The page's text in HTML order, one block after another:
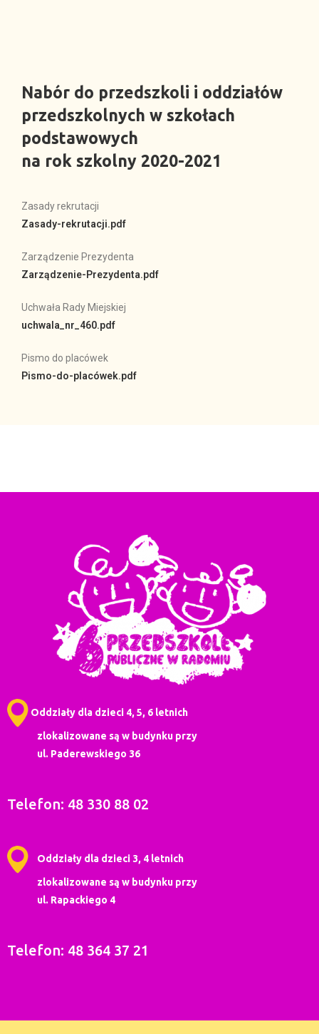
Nabór do przedszkoli i oddziałów
przedszkolnych w szkołach
podstawowych
na rok szkolny 2020-2021
Zasady rekrutacji
Zasady-rekrutacji.pdf
Zarządzenie Prezydenta
Zarządzenie-Prezydenta.pdf
Uchwała Rady Miejskiej
uchwala_nr_460.pdf
Pismo do placówek
Pismo-do-placówek.pdf
Oddziały dla dzieci 4, 5, 6 letnich
zlokalizowane są w budynku przy
ul. Paderewskiego 36
Telefon: 48 330 88 02
Oddziały dla dzieci 3, 4 letnich
zlokalizowane są w budynku przy
ul. Rapackiego 4
Telefon: 48 364 37 21